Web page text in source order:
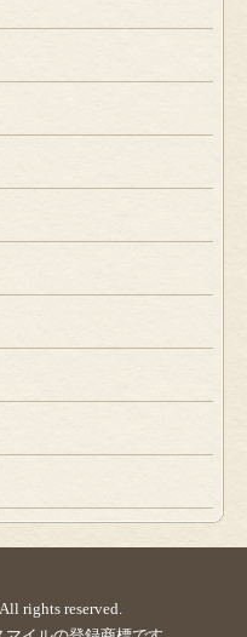
rights reserved.